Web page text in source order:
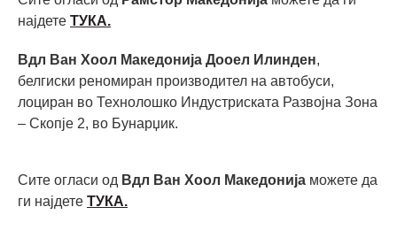
најдете ТУКА.
Вдл Ван Хоол Македонија Дооел Илинден,
белгиски реномиран производител на автобуси,
лоциран во Технолошко Индустриската Развојна Зона
– Скопје 2, во Бунарџик.
Сите огласи од Вдл Ван Хоол Македонија можете да
ги најдете ТУКА.